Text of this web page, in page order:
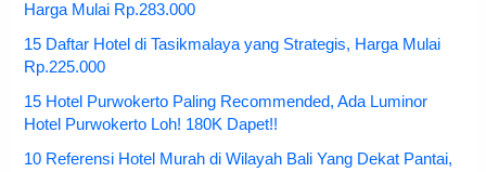
Harga Mulai Rp.283.000
15 Daftar Hotel di Tasikmalaya yang Strategis, Harga Mulai
Rp.225.000
15 Hotel Purwokerto Paling Recommended, Ada Luminor
Hotel Purwokerto Loh! 180K Dapet!!
10 Referensi Hotel Murah di Wilayah Bali Yang Dekat Pantai,